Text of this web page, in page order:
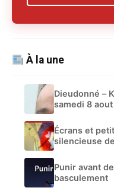
À la une
Dieudonné –
samedi 8
Écrans et
silencieuse
Punir avant
basculement